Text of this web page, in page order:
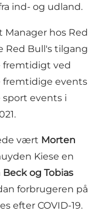
ind- og udland.
Manager hos Red
Red Bull's tilgang
fremtidigt ved
fremtidige events
events i
vært Morten
Kiese en
Beck og Tobias
forbrugeren på
efter COVID-19.